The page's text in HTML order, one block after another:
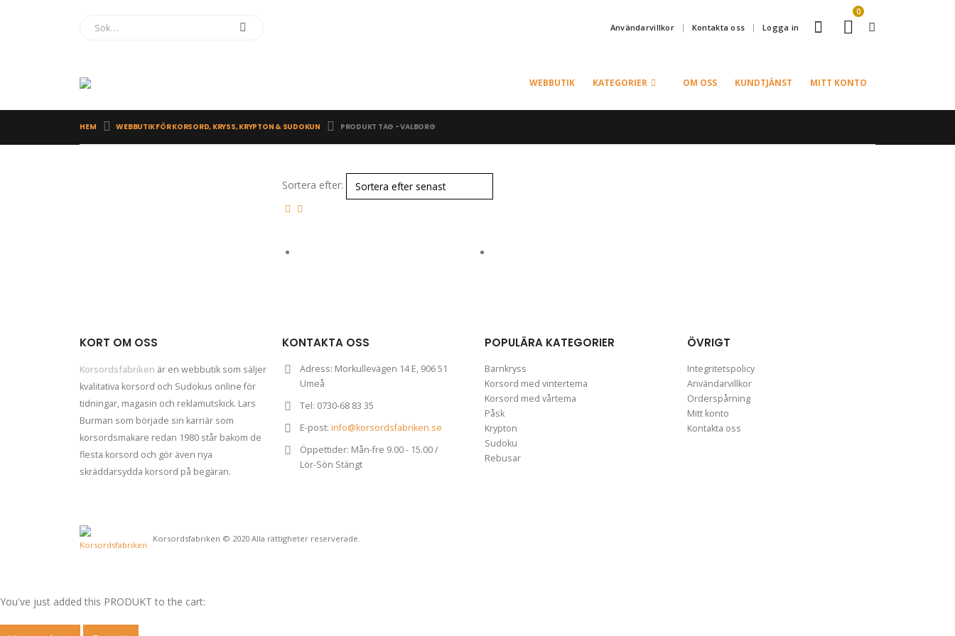
Användarvillkor Kontakta oss Logga in
0
WEBBUTIK KATEGORIER OM OSS KUNDTJÄNST MITT KONTO
HEM WEBBUTIK FÖR KORSORD, KRYSS, KRYPTON & SUDOKUN PRODUKT TAG -VALBORG
Sortera efter:
KORT OM OSS
Korsordsfabriken är en webbutik som säljer
kvalitativa korsord och Sudokus online för
tidningar, magasin och reklamutskick. Lars
Burman som började sin karriär som
korsordsmakare redan 1980 står bakom de
flesta korsord och gör även nya
skräddarsydda korsord på begäran.
KONTAKTA OSS
Adress: Morkullevägen 14 E, 906 51
Umeå
Tel: 0730-68 83 35
E-post: info@korsordsfabriken.se
Öppettider: Mån-fre 9.00 - 15.00 /
Lör-Sön Stängt
POPULÄRA KATEGORIER
Barnkryss
Korsord med vintertema
Korsord med vårtema
Påsk
Krypton
Sudoku
Rebusar
ÖVRIGT
Integritetspolicy
Användarvillkor
Orderspårning
Mitt konto
Kontakta oss
Korsordsfabriken © 2020 Alla rättigheter reserverade.
You've just added this PRODUKT to the cart: